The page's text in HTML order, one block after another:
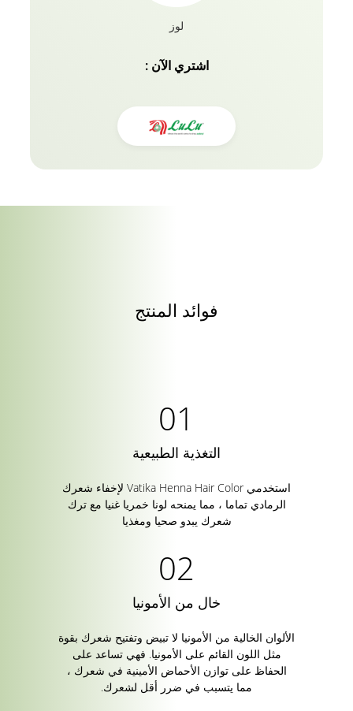
لوز
اشتري الآن :
فوائد المنتج
التغذية الطبيعية
استخدمي Vatika Henna Hair Color لإخفاء شعرك
الرمادي تماما ، مما يمنحه لونا خمريا غنيا مع ترك
شعرك يبدو صحيا ومغذيا
خال من الأمونيا
الألوان الخالية من الأمونيا لا تبيض وتفتيح شعرك بقوة
مثل اللون القائم على الأمونيا. فهي تساعد على
الحفاظ على توازن الأحماض الأمينية في شعرك ،
مما يتسبب في ضرر أقل لشعرك.